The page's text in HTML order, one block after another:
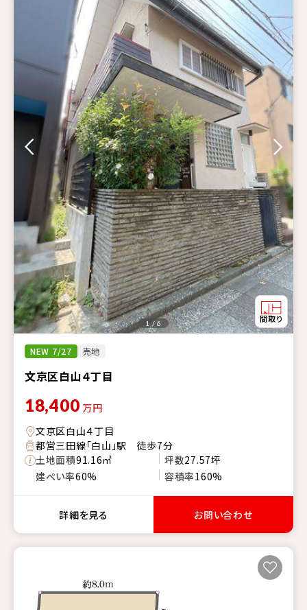
NEW 7/27 売地
文京区白山４丁目
1 / 6
18,400 万円
文京区白山４丁目
都営三田線「白山」駅 徒歩7分
土地面積91.16㎡ 坪数27.57坪
建ぺい率60% 容積率160%
詳細を見る お問い合わせ